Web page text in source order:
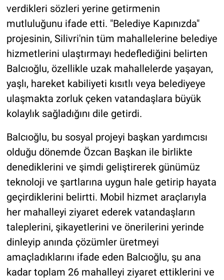
verdikleri sözleri yerine getirmenin
mutluluğunu ifade etti. "Belediye Kapınızda"
projesinin, Silivri'nin tüm mahallelerine belediye
hizmetlerini ulaştırmayı hedeflediğini belirten
Balcıoğlu, özellikle uzak mahallelerde yaşayan,
yaşlı, hareket kabiliyeti kısıtlı veya belediyeye
ulaşmakta zorluk çeken vatandaşlara büyük
kolaylık sağladığını dile getirdi.
Balcıoğlu, bu sosyal projeyi başkan yardımcısı
olduğu dönemde Özcan Başkan ile birlikte
denediklerini ve şimdi geliştirerek günümüz
teknoloji ve şartlarına uygun hale getirip hayata
geçirdiklerini belirtti. Mobil hizmet araçlarıyla
her mahalleyi ziyaret ederek vatandaşların
taleplerini, şikayetlerini ve önerilerini yerinde
dinleyip anında çözümler üretmeyi
amaçladıklarını ifade eden Balcıoğlu, şu ana
kadar toplam 26 mahalleyi ziyaret ettiklerini ve